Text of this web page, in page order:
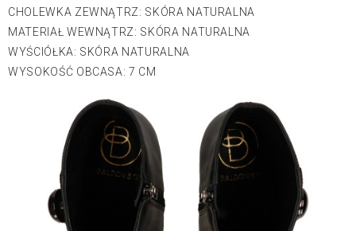
CHOLEWKA ZEWNĄTRZ: SKÓRA NATURALNA
MATERIAŁ WEWNĄTRZ: SKÓRA NATURALNA
WYŚCIÓŁKA: SKÓRA NATURALNA
WYSOKOŚĆ OBCASA: 7 CM